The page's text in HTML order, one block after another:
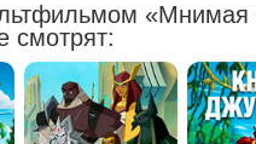
«Мнимая
смотрят: